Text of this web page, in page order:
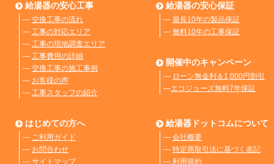
給湯器の安心工事
― 交換工事の流れ
― 工事の対応エリア
― 工事の現地調査エリア
― 工事費用の詳細
― 交換工事の施工事例
― お客様の声
― 工事スタッフの紹介
給湯器の安心保証
― 最長10年の製品保証
― 無料10年の工事保証
開催中のキャンペーン
― ローン無金利＆1,000円割引
―エコジョーズ無料7年保証
はじめての方へ
― ご利用ガイド
― お問合わせ
― サイトマップ
給湯器ドットコムについて
― 会社概要
― 特定商取引法に基づく表記
― 利用規約